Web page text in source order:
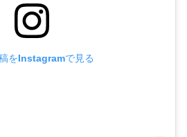
をInstagramで見る